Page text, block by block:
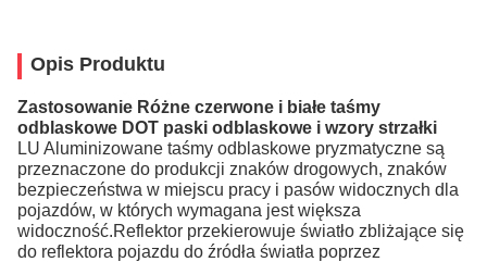
Opis Produktu
Zastosowanie Różne czerwone i białe taśmy
odblaskowe DOT paski odblaskowe i wzory strzałki
LU Aluminizowane taśmy odblaskowe pryzmatyczne są
przeznaczone do produkcji znaków drogowych, znaków
bezpieczeństwa w miejscu pracy i pasów widocznych dla
pojazdów, w których wymagana jest większa
widoczność.Reflektor przekierowuje światło zbliżające się
do reflektora pojazdu do źródła światła poprzez